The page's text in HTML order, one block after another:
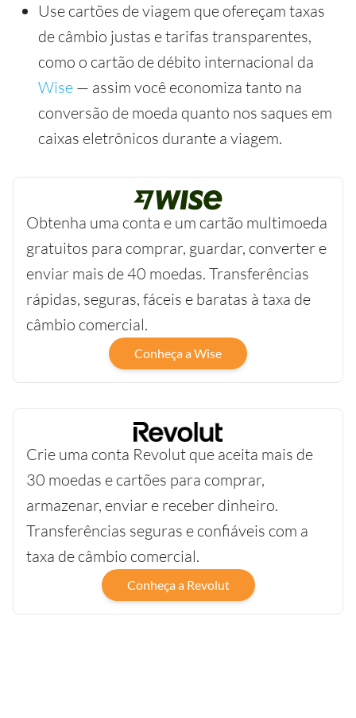
Use cartões de viagem que ofereçam taxas
de câmbio justas e tarifas transparentes,
como o cartão de débito internacional da
Wise — assim você economiza tanto na
conversão de moeda quanto nos saques em
caixas eletrônicos durante a viagem.
Obtenha uma conta e um cartão multimoeda
gratuitos para comprar, guardar, converter e
enviar mais de 40 moedas. Transferências
rápidas, seguras, fáceis e baratas à taxa de
câmbio comercial.
Conheça a Wise
Crie uma conta Revolut que aceita mais de
30 moedas e cartões para comprar,
armazenar, enviar e receber dinheiro.
Transferências seguras e confiáveis com a
taxa de câmbio comercial.
Conheça a Revolut